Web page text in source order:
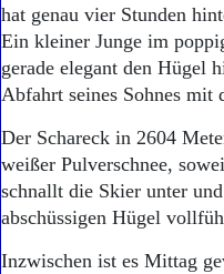
hat genau vier Stunden
Ein kleiner Junge im
gerade elegant den Hügel
Abfahrt seines Sohnes mit
Der Schareck in 2604
weißer Pulverschnee,
schnallt die Skier unter
abschüssigen Hügel
Inzwischen ist es Mittag